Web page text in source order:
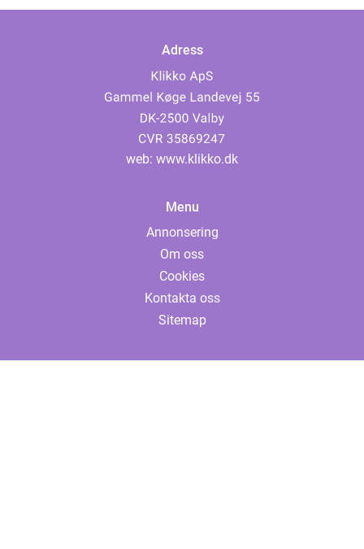
Adress
web: www.klikko.dk
Menu
Annonsering
Om oss
Cookies
Kontakta oss
Sitemap